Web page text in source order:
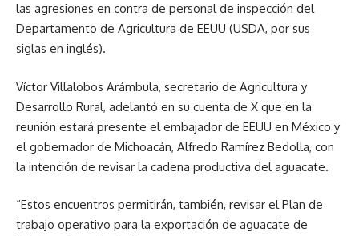
las agresiones en contra de personal de inspección del
Departamento de Agricultura de EEUU (USDA, por sus
siglas en inglés).
Víctor Villalobos Arámbula, secretario de Agricultura y
Desarrollo Rural, adelantó en su cuenta de X que en la
reunión estará presente el embajador de EEUU en México y
el gobernador de Michoacán, Alfredo Ramírez Bedolla, con
la intención de revisar la cadena productiva del aguacate.
“Estos encuentros permitirán, también, revisar el Plan de
trabajo operativo para la exportación de aguacate de